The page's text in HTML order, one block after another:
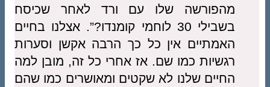
מהפורשה שלו עם ורד לאחר שכיסח
בשבילי 30 לוחמי קומנדו?”. אצלנו בחיים
האמתיים אין כל כך הרבה אקשן וסערות
רגשיות כמו שם. אז אחרי כל זה, מובן למה
החיים שלנו לא שקטים ומאושרים כמו שהם